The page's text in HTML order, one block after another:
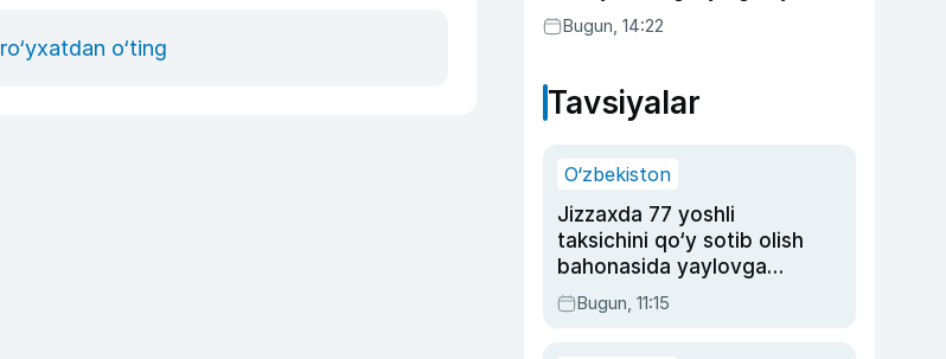
ro‘yxatdan o‘ting
Bugun, 14:22
Tavsiyalar
O‘zbekiston
Jizzaxda 77 yoshli
taksichini qo‘y sotib olish
bahonasida yaylovga
olib borib o‘ldirgan yigit
20 yilga qamaldi
Bugun, 11:15